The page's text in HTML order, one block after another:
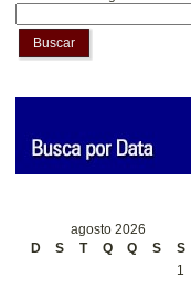
Buscar
agosto 2026
D
S T Q Q S
S
1